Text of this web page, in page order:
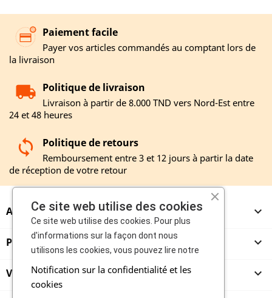
Paiement facile
Payer vos articles commandés au comptant lors de
la livraison
Politique de livraison
Livraison à partir de 8.000 TND vers Nord-Est entre
24 et 48 heures
Politique de retours
Remboursement entre 3 et 12 jours à partir la date
de réception de votre retour
A PROPOS 
PRODUITS 
VENDEURS 
Ce site web utilise des cookies
Ce site web utilise des cookies. Pour plus
d'informations sur la façon dont nous
utilisons les cookies, vous pouvez lire notre
Notification sur la confidentialité et les
cookies